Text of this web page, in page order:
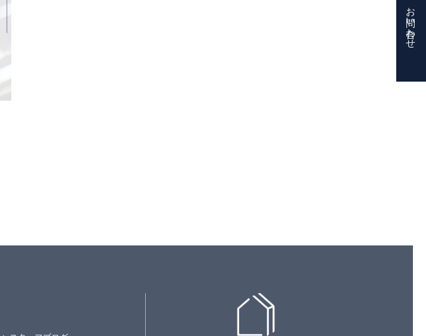
お問い合わせ